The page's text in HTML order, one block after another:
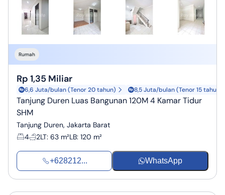
Rumah
Rp 1,35 Miliar
6,6 Juta/bulan (Tenor 20 tahun) 8,5 Juta/bulan (Tenor 15 tahun)
Tanjung Duren Luas Bangunan 120M 4 Kamar Tidur
SHM
Tanjung Duren, Jakarta Barat
4
2LT: 63 m²LB: 120 m²
+628212... WhatsApp